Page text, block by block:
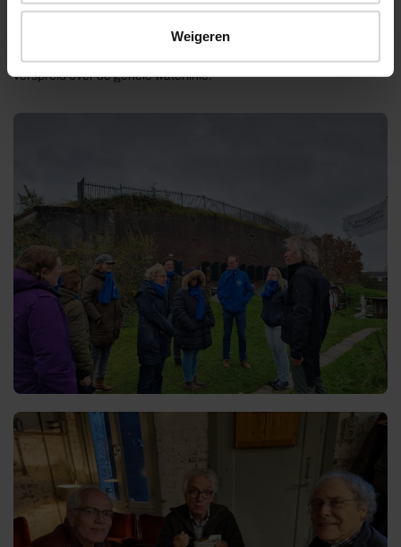
Weigeren
die bijzondere plekken en daarmee ambassadeurs voor de
Hollandse Waterlinies. De Siteholder Hollandse Waterlinies wil deze
verspreid over de gehele waterlinie.